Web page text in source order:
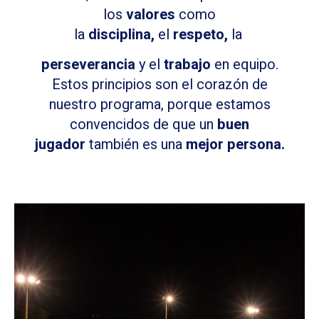
los valores como
la disciplina, el respeto, la
perseveranciay el trabajo en equipo.
Estos principios son el corazón de
nuestro programa, porque estamos
convencidos de que un buen
jugador también es una mejor persona.